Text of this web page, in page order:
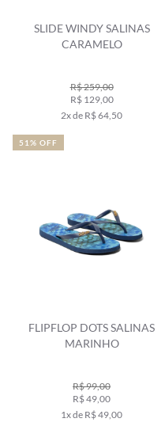
SLIDE WINDY SALINAS
CARAMELO
R$ 259,00
R$ 129,00
2x de R$ 64,50
FLIPFLOP DOTS SALINAS
MARINHO
R$ 99,00
R$ 49,00
1x de R$ 49,00
51% OFF